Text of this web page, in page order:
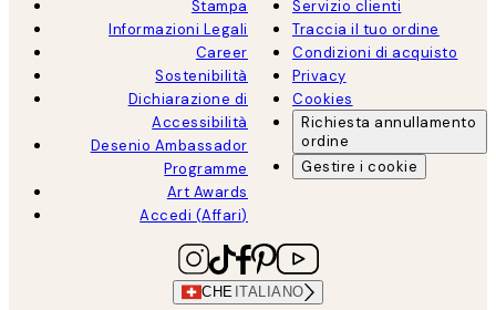
Stampa
Informazioni Legali
Career
Sostenibilità
Dichiarazione di
Accessibilità
Desenio Ambassador
Programme
Art Awards
Accedi (Affari)
Servizio clienti
Traccia il tuo ordine
Condizioni di acquisto
Privacy
Cookies
Richiesta annullamento
ordine
Gestire i cookie
CHE ITALIANO